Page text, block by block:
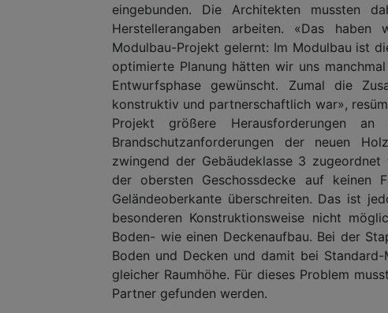
eingebunden. Die Architekten mussten
Herstellerangaben arbeiten. «Das
Modulbau-Projekt gelernt: Im Modulbau ist
optimierte Planung hätten wir uns
Entwurfsphase gewünscht. Zumal die
konstruktiv und partnerschaftlich war»,
Projekt größere Herausforderungen
Brandschutzanforderungen der neuen
zwingend der Gebäudeklasse 3
der obersten Geschossdecke auf
Geländeoberkante überschreiten. Das ist
besonderen Konstruktionsweise nicht
Boden- wie einen Deckenaufbau. Bei der
Boden und Decken und damit bei
gleicher Raumhöhe. Für dieses Problem
Partner gefunden werden.